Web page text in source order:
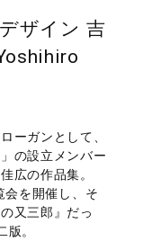
ザイン 吉
ーガンとして、
の設立メンバー
広の作品集。
会を開催し、そ
又三郎』だっ
。